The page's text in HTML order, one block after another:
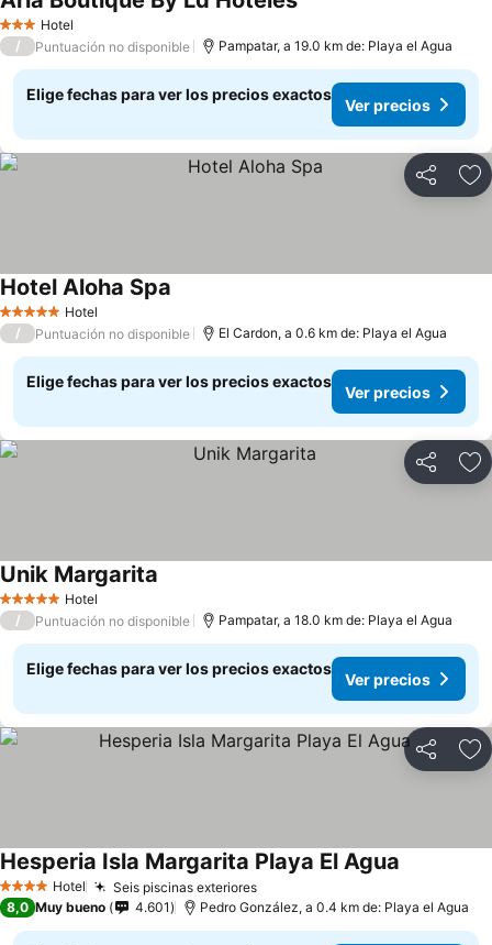
3 Estrellas
Hotel
/ Puntuación no disponible Pampatar, a 19.0 km de: Playa el Agua
Elige fechas para ver los precios exactos
Ver precios
Compartir
5 Estrellas Hotel
Hotel Aloha Spa
/ Puntuación no disponible El Cardon, a 0.6 km de: Playa el Agua
Elige fechas para ver los precios exactos
Ver precios
Compartir
5 Estrellas Hotel
Unik Margarita
/ Puntuación no disponible Pampatar, a 18.0 km de: Playa el Agua
Elige fechas para ver los precios exactos
Ver precios
Compartir
4 EstrellasHotel Seis piscinas exteriores
Hesperia Isla Margarita Playa El Agua
8,0 Muy bueno 4.601 Pedro González, a 0.4 km de: Playa el Agua